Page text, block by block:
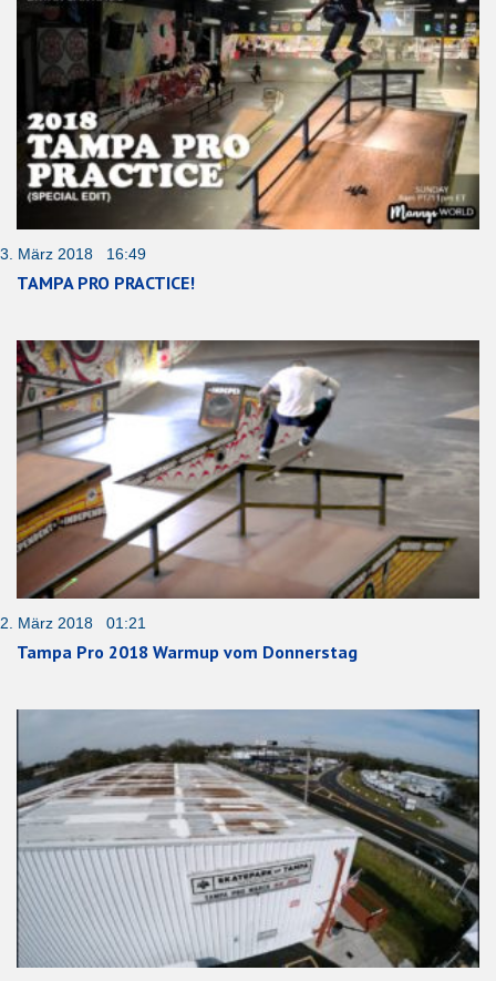
3. März 2018 16:49
TAMPA PRO PRACTICE!
2. März 2018 01:21
Tampa Pro 2018 Warmup vom Donnerstag